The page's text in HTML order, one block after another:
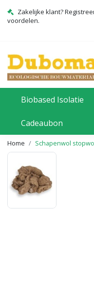
Zakelijke klant?
voordelen.
Biobased Isolatie
Cadeaubon
Home Schapenwol